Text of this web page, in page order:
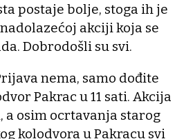
postaje bolje, stoga ih je
akciji koja se
Dobrodošli su svi.
nema, samo dođite
Pakrac u 11 sati. Akcija
a osim ocrtavanja starog
kolodvora u Pakracu svi